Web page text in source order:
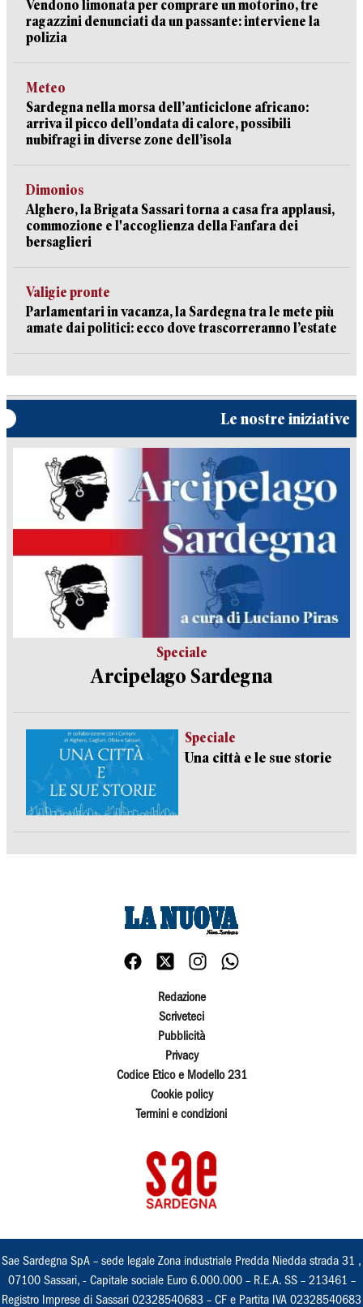
Vendono limonata per comprare un motorino, tre
ragazzini denunciati da un passante: interviene la
polizia
Meteo
Sardegna nella morsa dell’anticiclone africano:
arriva il picco dell’ondata di calore, possibili
nubifragi in diverse zone dell’isola
Dimonios
Alghero, la Brigata Sassari torna a casa fra applausi,
commozione e l'accoglienza della Fanfara dei
bersaglieri
Valigie pronte
Parlamentari in vacanza, la Sardegna tra le mete più
amate dai politici: ecco dove trascorreranno l’estate
Le nostre iniziative
Speciale
Arcipelago Sardegna
Speciale
Una città e le sue storie
Redazione
Scriveteci
Pubblicità
Privacy
Codice Etico e Modello 231
Cookie policy
Termini e condizioni
Sae Sardegna SpA – sede legale Zona industriale Predda Niedda strada 31 ,
07100 Sassari, - Capitale sociale Euro 6.000.000 – R.E.A. SS – 213461 –
Registro Imprese di Sassari 02328540683 – CF e Partita IVA 02328540683